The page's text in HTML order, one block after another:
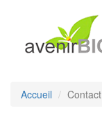
Accueil Contact